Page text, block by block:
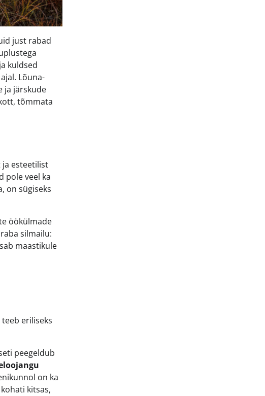
just rabad
kuldsed
Lõuna-
ja järskude
tõmmata
esteetilist
pole veel ka
on sügiseks
öökülmade
silmailu:
maastikule
eriliseks
peegeldub
on ka
kitsas,